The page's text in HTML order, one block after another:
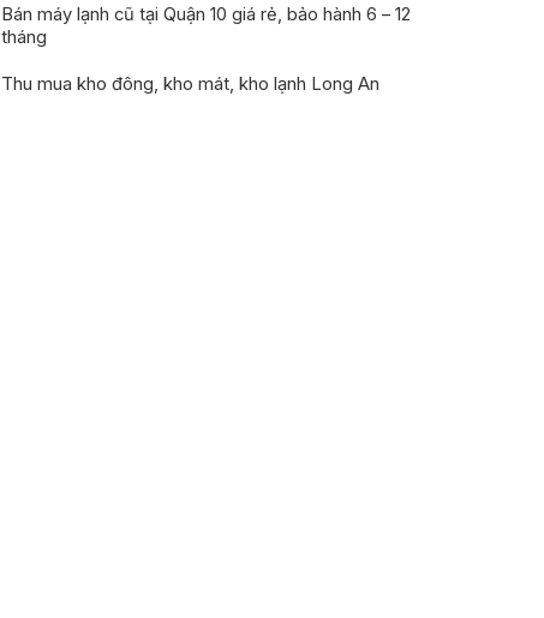
Bán máy lạnh cũ tại Quận 10 giá rẻ, bảo hành 6 – 12
tháng
Thu mua kho đông, kho mát, kho lạnh Long An